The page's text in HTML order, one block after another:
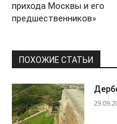
прихода Москвы и его
предшественников»
ПОХОЖИЕ СТАТЬИ